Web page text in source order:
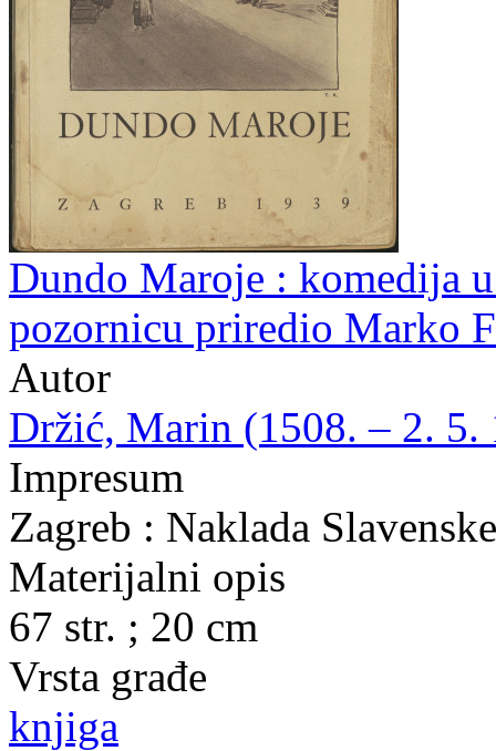
Dundo Maroje : komedija
pozornicu priredio Marko
Autor
Držić, Marin (1508. – 2. 5.
Impresum
Zagreb : Naklada
Materijalni opis
67 str. ; 20 cm
Vrsta građe
knjiga